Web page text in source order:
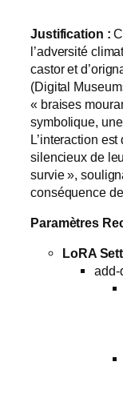
Justification :
l’adversité
castor et
(Digital
« braises
symbolique,
L’interaction
silencieux de
survie »,
conséquence
Paramètres
LoRA